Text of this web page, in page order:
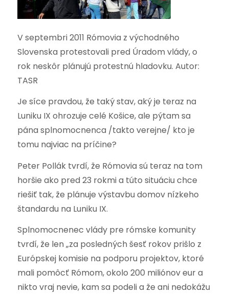
V septembri 2011 Rómovia z východného
Slovenska protestovali pred Úradom vlády, o
rok neskôr plánujú protestnú hladovku. Autor:
TASR
Je síce pravdou, že taký stav, aký je teraz na
Luniku IX ohrozuje celé Košice, ale pýtam sa
pána splnomocnenca /takto verejne/ kto je
tomu najviac na príčine?
Peter Pollák tvrdí, že Rómovia sú teraz na tom
horšie ako pred 23 rokmi a túto situáciu chce
riešiť tak, že plánuje výstavbu domov nízkeho
štandardu na Luniku IX.
Splnomocnenec vlády pre rómske komunity
tvrdí, že len „za posledných šesť rokov prišlo z
Európskej komisie na podporu projektov, ktoré
mali pomôcť Rómom, okolo 200 miliónov eur a
nikto vraj nevie, kam sa podeli a že ani nedokážu